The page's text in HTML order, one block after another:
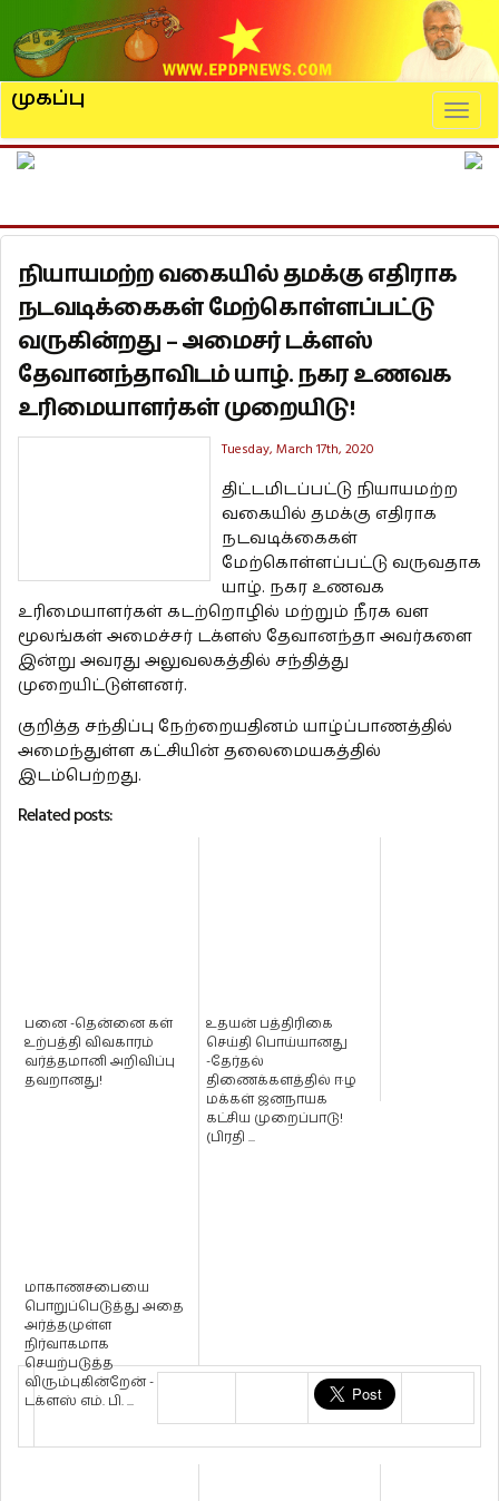
முகப்பு
நியாயமற்ற வகையில் தமக்கு எதிராக
நடவடிக்கைகள் மேற்கொள்ளப்பட்டு
வருகின்றது – அமைசர் டக்ளஸ்
தேவானந்தாவிடம் யாழ். நகர உணவக
உரிமையாளர்கள் முறையிடு!
Tuesday, March 17th, 2020
திட்டமிடப்பட்டு நியாயமற்ற
வகையில் தமக்கு எதிராக
நடவடிக்கைகள்
மேற்கொள்ளப்பட்டு வருவதாக
யாழ். நகர உணவக
உரிமையாளர்கள் கடற்றொழில் மற்றும் நீரக வள
மூலங்கள் அமைச்சர் டக்ளஸ் தேவானந்தா அவர்களை
இன்று அவரது அலுவலகத்தில் சந்தித்து
முறையிட்டுள்ளனர்.
குறித்த சந்திப்பு நேற்றையதினம் யாழ்ப்பாணத்தில்
அமைந்துள்ள கட்சியின் தலைமையகத்தில்
இடம்பெற்றது.
Related posts:
பனை -தென்னை கள்
உற்பத்தி விவகாரம்
வர்த்தமானி அறிவிப்பு
தவறானது!
உதயன் பத்திரிகை
செய்தி பொய்யானது
-தேர்தல்
திணைக்களத்தில் ஈழ
மக்கள் ஜனநாயக
கட்சிய முறைப்பாடு!
(பிரதி ...
மாகாணசபையை
பொறுப்பெடுத்து அதை
அர்த்தமுள்ள
நிர்வாகமாக
செயற்படுத்த
விரும்புகின்றேன் -
டக்ளஸ் எம். பி. ...